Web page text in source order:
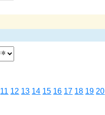
11 12 13 14 15 16 17 18 19 20